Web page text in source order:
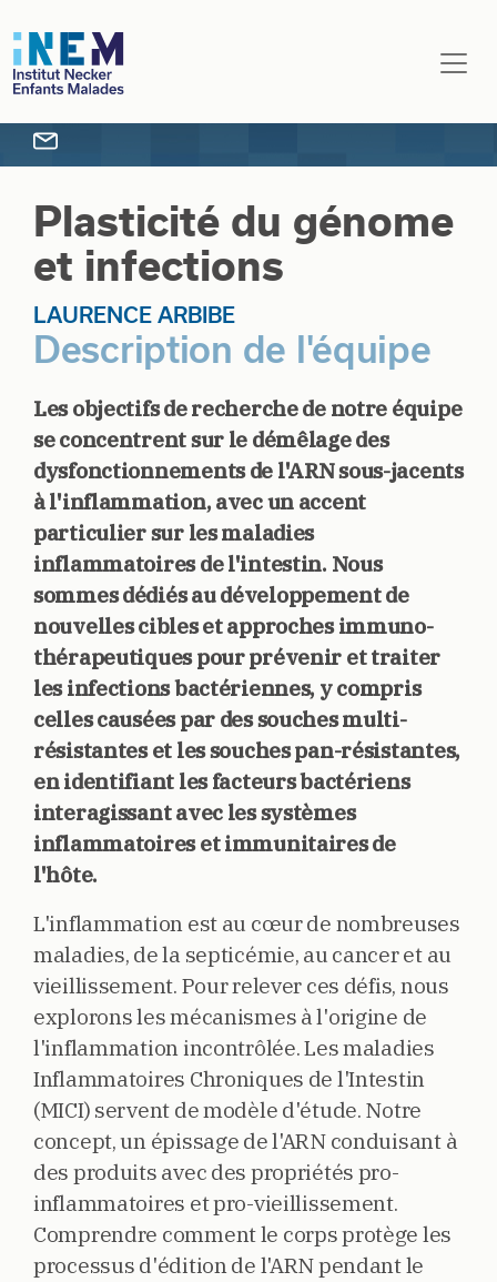
Aller au contenu principal
Plasticité du génome
et infections
LAURENCE ARBIBE
Description de l'équipe
Les objectifs de recherche de notre équipe
se concentrent sur le démêlage des
dysfonctionnements de l'ARN sous-jacents
à l'inflammation, avec un accent
particulier sur les maladies
inflammatoires de l'intestin. Nous
sommes dédiés au développement de
nouvelles cibles et approches immuno-
thérapeutiques pour prévenir et traiter
les infections bactériennes, y compris
celles causées par des souches multi-
résistantes et les souches pan-résistantes,
en identifiant les facteurs bactériens
interagissant avec les systèmes
inflammatoires et immunitaires de
l'hôte.
L'inflammation est au cœur de nombreuses
maladies, de la septicémie, au cancer et au
vieillissement. Pour relever ces défis, nous
explorons les mécanismes à l'origine de
l'inflammation incontrôlée. Les maladies
Inflammatoires Chroniques de l'Intestin
(MICI) servent de modèle d'étude. Notre
concept, un épissage de l'ARN conduisant à
des produits avec des propriétés pro-
inflammatoires et pro-vieillissement.
Comprendre comment le corps protège les
processus d'édition de l'ARN pendant le